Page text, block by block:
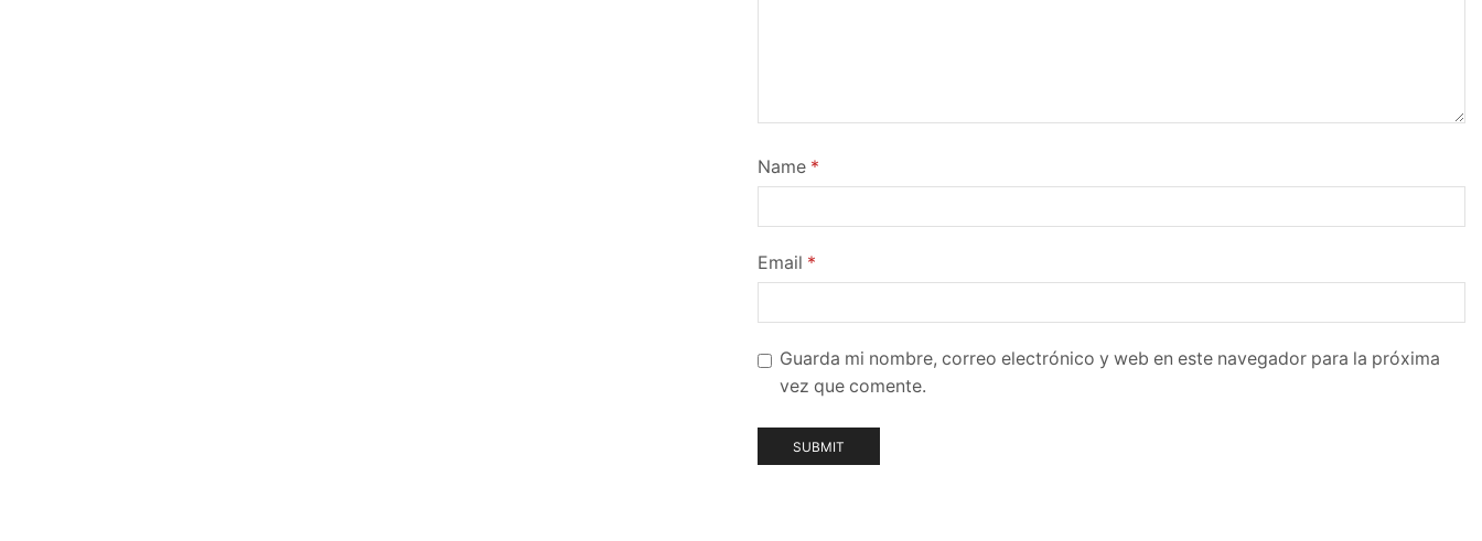
Name *
Email *
Guarda mi nombre, correo electrónico y web en este navegador para la próxima
vez que comente.